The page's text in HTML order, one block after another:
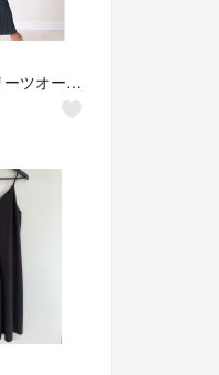
ハニーズ プリーツオールインワン